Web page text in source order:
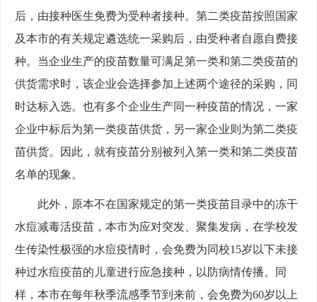
后，由接种医生免费为受种者接种。第二类疫苗按照国家
及本市的有关规定遴选统一采购后，由受种者自愿自费接
种。当企业生产的疫苗数量可满足第一类和第二类疫苗的
供货需求时，该企业会选择参加上述两个途径的采购，同
时达标入选。也有多个企业生产同一种疫苗的情况，一家
企业中标后为第一类疫苗供货，另一家企业则为第二类疫
苗供货。因此，就有疫苗分别被列入第一类和第二类疫苗
名单的现象。
此外，原本不在国家规定的第一类疫苗目录中的冻干
水痘减毒活疫苗，本市为应对突发、聚集发病，在学校发
生传染性极强的水痘疫情时，会免费为同校15岁以下未接
种过水痘疫苗的儿童进行应急接种，以防病情传播。同
样，本市在每年秋季流感季节到来前，会免费为60岁以上